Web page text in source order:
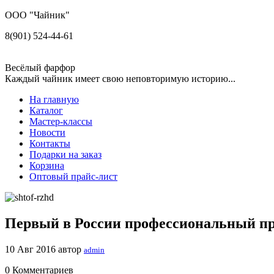
ООО "Чайник"
8(901) 524-44-61
Весёлый фарфор
Каждый чайник имеет свою неповторимую историю...
На главную
Каталог
Мастер-классы
Новости
Контакты
Подарки на заказ
Корзина
Оптовый прайс-лист
Первый в России профессиональный
10 Авг 2016 автор admin
0 Комментариев